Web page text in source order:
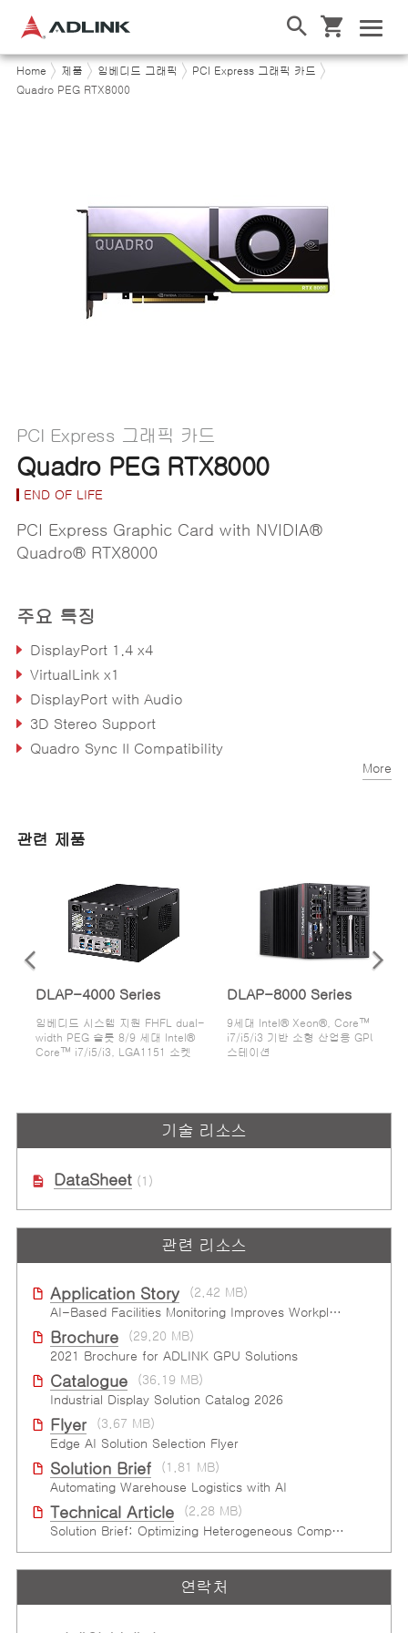
Home 제품 임베디드 그래픽
PCI Express 그래픽 카드
Quadro PEG RTX8000
PCI Express 그래픽 카드
Quadro PEG RTX8000
END OF LIFE
PCI Express Graphic Card with NVIDIA®
Quadro® RTX8000
주요 특징
DisplayPort 1.4 x4
VirtualLink x1
DisplayPort with Audio
3D Stereo Support
Quadro Sync II Compatibility
More
관련 제품
DLAP-4000 Series
임베디드 시스템 지원 FHFL dual-
width PEG 슬롯 8/9 세대 Intel®
Core™ i7/i5/i3, LGA1151 소켓
DLAP-8000 Series
9세대 Intel® Xeon®, Core™
i7/i5/i3 기반 소형 산업용 GPU 워크
스테이션
기술 리소스
DataSheet(1)
관련 리소스
Application Story
(2.42 MB)
AI-Based Facilities Monitoring Improves Workplace Safety
Brochure
(29.20 MB)
2021 Brochure for ​ADLINK GPU Solutions
Catalogue
(36.19 MB)
Industrial Display Solution Catalog 2026
Flyer
(3.67 MB)
Edge AI Solution Selection Flyer
Solution Brief
(1.81 MB)
Automating Warehouse Logistics with AI
Technical Article
(2.28 MB)
Solution Brief: Optimizing Heterogeneous Computing
연락처